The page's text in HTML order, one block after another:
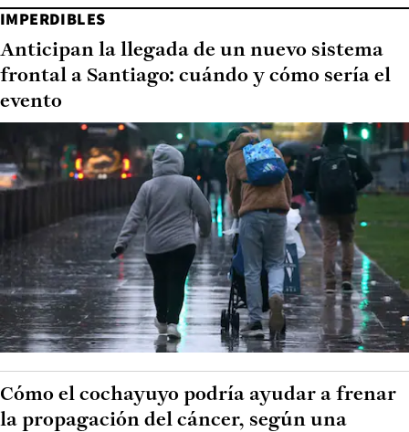
IMPERDIBLES
Anticipan la llegada de un nuevo sistema
frontal a Santiago: cuándo y cómo sería el
evento
Cómo el cochayuyo podría ayudar a frenar
la propagación del cáncer, según una